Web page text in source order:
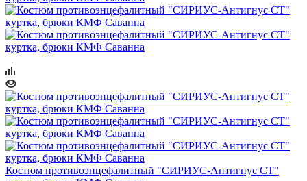
Костюм противоэнцефалитный "СИРИУС-Антигнус СТ"